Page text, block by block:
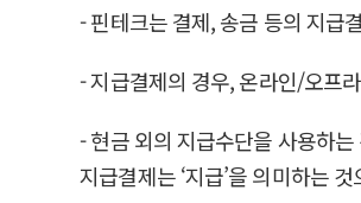
- 핀테크는 결제, 송금 등의 지급
- 지급결제의 경우, 온라인/오프
- 현금 외의 지급수단을 사용하
지급결제는 ‘지급’을 의미하는